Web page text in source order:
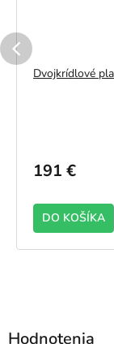
Dvojkrídlové
191 €
DO KOŠÍKA